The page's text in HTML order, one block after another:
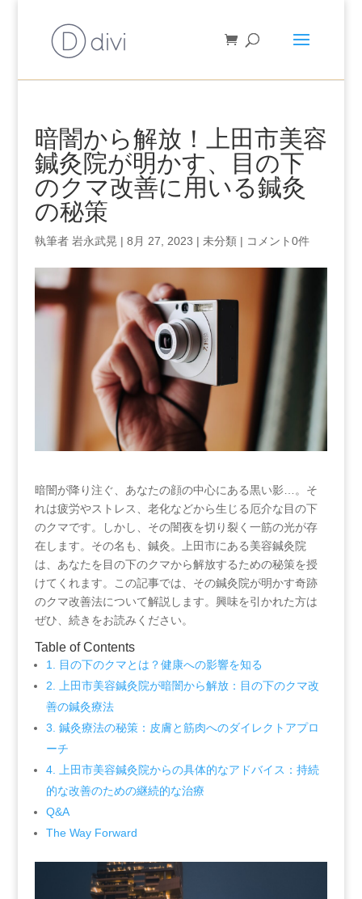
暗闇から解放！上田市美容
鍼灸院が明かす、目の下
のクマ改善に用いる鍼灸
の秘策
執筆者 岩永武晃 | 8月 27, 2023 | 未分類| コメント0件
暗闇が降り注ぐ、あなたの顔の中心にある黒い影…。そ
れは疲労やストレス、老化などから生じる厄介な目の下
のクマです。しかし、その闇夜を切り裂く一筋の光が存
在します。その名も、鍼灸。上田市にある美容鍼灸院
は、あなたを目の下のクマから解放するための秘策を授
けてくれます。この記事では、その鍼灸院が明かす奇跡
のクマ改善法について解説します。興味を引かれた方は
ぜひ、続きをお読みください。
Table of Contents
1. 目の下のクマとは？健康への影響を知る
2. 上田市美容鍼灸院が暗闇から解放：目の下のクマ改
善の鍼灸療法
3. 鍼灸療法の秘策：皮膚と筋肉へのダイレクトアプロ
ーチ
4. 上田市美容鍼灸院からの具体的なアドバイス：持続
的な改善のための継続的な治療
Q&A
The Way Forward